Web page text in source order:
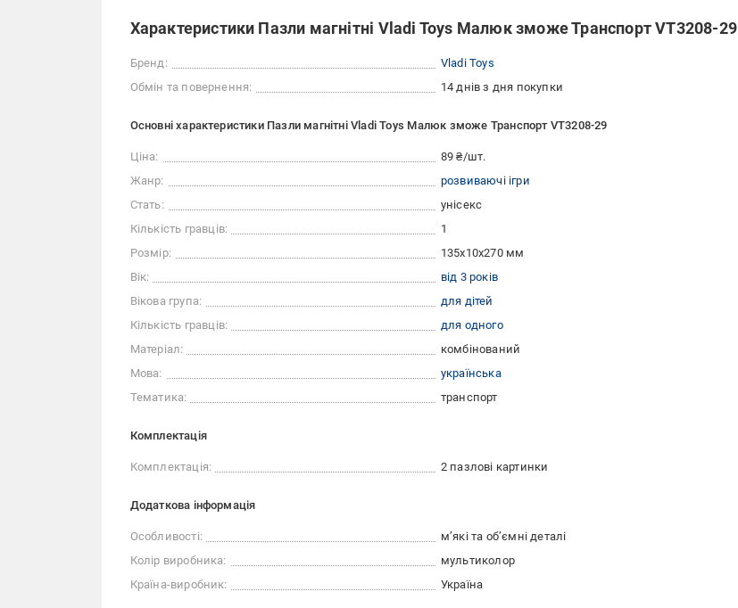
Характеристики Пазли магнітні Vladi Toys Малюк зможе Транспорт VT3208-29
Бренд:
Vladi Toys
Обмін та повернення:
14 днів з дня покупки
Основні характеристики Пазли магнітні Vladi Toys Малюк зможе Транспорт VT3208-29
Ціна:
89 ₴/шт.
Жанр:
розвиваючі ігри
Стать:
унісекс
Кількість гравців:
1
Розмір:
135х10х270 мм
Вік:
від 3 років
Вікова група:
для дітей
Кількість гравців:
для одного
Матеріал:
комбінований
Мова:
українська
Тематика:
транспорт
Комплектація
Комплектація: 2 пазлові картинки
Додаткова інформація
Особливості:
м’які та об’ємні деталі
Колір виробника:
мультиколор
Країна-виробник:
Україна